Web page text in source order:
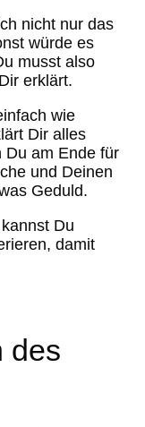
nicht nur das
würde es
musst also
erklärt.
wie
Dir alles
Du am Ende für
und Deinen
Geduld.
Du
damit
des